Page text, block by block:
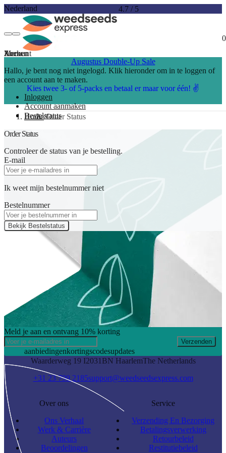
Nederland 4.7 /5
0
Account
Hallo, je bent nog niet ingelogd. Klik hieronder om in te loggen of
een account aan te maken.
Inloggen
Account aanmaken
Bestelstatus
Menu
Zoeken
Augustus Double-Up Sale
Kies twee 3- of 5-packs en betaal er maar voor één! ✌️
Home Order Status
Order Status
Controleer de status van je bestelling.
E-mail
Ik weet mijn bestelnummer niet
Bestelnummer
Bekijk Bestelstatus
Meld je aan en ontvang 10% korting
Verzenden
aanbiedingenkortingscodesupdates
Waarderweg 19 I2031BN HaarlemThe Netherlands
+31 23 799 2185support@weedseedsexpress.com
Over ons
Ons Verhaal
Werk & Carrière
Auteurs
Beoordelingen
Service
Verzending En Bezorging
Betalingsverwerking
Retourbeleid
Restitutiebeleid